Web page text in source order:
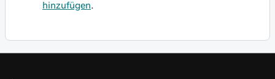
hinzufügen.